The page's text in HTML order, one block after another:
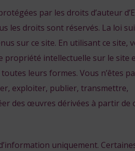
par les droits d’auteur
les droits sont réservés. La loi
sur ce site. En utilisant ce site,
propriété intellectuelle sur le site
leurs formes. Vous n’êtes
exploiter, publier, transmettre,
des œuvres dérivées à partir de
uniquement.